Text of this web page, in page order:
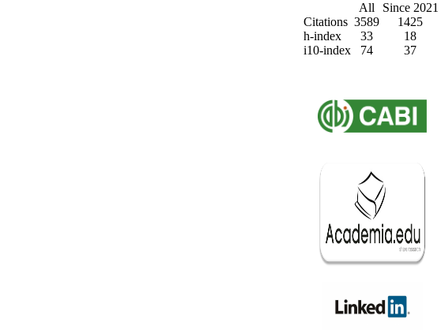
All
Since 2021
Citations 3589
1425
h-index
33
18
i10-index
74 37